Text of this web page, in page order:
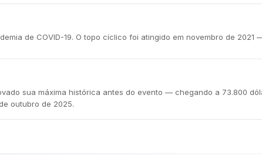
de COVID-19. O topo cíclico foi atingido em novembro de 2021
sua máxima histórica antes do evento — chegando a 73.800
outubro de 2025.